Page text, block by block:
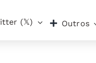
(𝕏) Outros